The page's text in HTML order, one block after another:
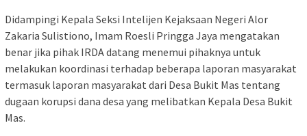
Didampingi Kepala Seksi Intelijen Kejaksaan Negeri Alor
Zakaria Sulistiono, Imam Roesli Pringga Jaya mengatakan
benar jika pihak IRDA datang menemui pihaknya untuk
melakukan koordinasi terhadap beberapa laporan masyarakat
termasuk laporan masyarakat dari Desa Bukit Mas tentang
dugaan korupsi dana desa yang melibatkan Kepala Desa Bukit
Mas.